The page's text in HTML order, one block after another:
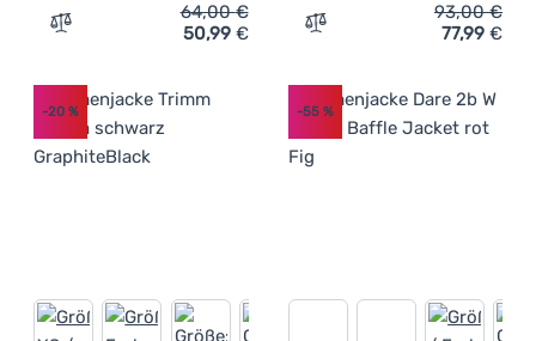
Zum Vergleich 'Damenjacke Trimm Roche Lady'
64,00€
50,99 € Zum Vergleich
93,00€
77,99 €
-20 % -55%